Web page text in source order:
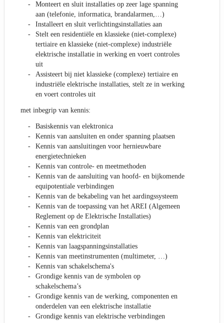
Monteert en sluit installaties op zeer lage spanning
aan (telefonie, informatica, brandalarmen,…)
Installeert en sluit verlichtingsinstallaties aan
Stelt een residentiële en klassieke (niet-complexe)
tertiaire en klassieke (niet-complexe) industriële
elektrische installatie in werking en voert controles
uit
Assisteert bij niet klassieke (complexe) tertiaire en
industriële elektrische installaties, stelt ze in werking
en voert controles uit
met inbegrip van kennis:
Basiskennis van elektronica
Kennis van aansluiten en onder spanning plaatsen
Kennis van aansluitingen voor hernieuwbare
energietechnieken
Kennis van controle- en meetmethoden
Kennis van de aansluiting van hoofd- en bijkomende
equipotentiale verbindingen
Kennis van de bekabeling van het aardingssysteem
Kennis van de toepassing van het AREI (Algemeen
Reglement op de Elektrische Installaties)
Kennis van een grondplan
Kennis van elektriciteit
Kennis van laagspanningsinstallaties
Kennis van meetinstrumenten (multimeter, …)
Kennis van schakelschema's
Grondige kennis van de symbolen op
schakelschema’s
Grondige kennis van de werking, componenten en
onderdelen van een elektrische installatie
Grondige kennis van elektrische verbindingen